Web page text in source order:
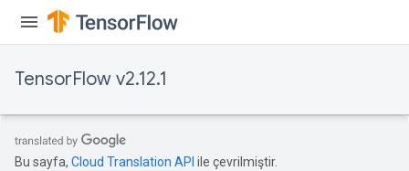
TensorFlow v2.12.1
Bu sayfa, Cloud Translation API ile çevrilmiştir.